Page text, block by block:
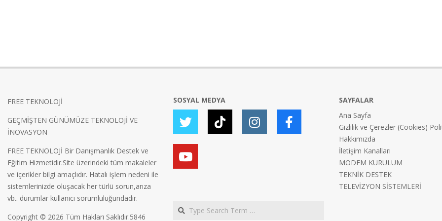
FREE TEKNOLOJİ
GEÇMİŞTEN GÜNÜMÜZE TEKNOLOJİ VE
İNOVASYON
FREE TEKNOLOJİ Bir Danışmanlık Destek ve
Eğitim Hizmetidir.Site üzerindeki tüm makaleler
ve içerikler bilgi amaçlıdır. Hatalı işlem nedeni ile
sistemlerinizde oluşacak her türlü sorun,arıza
vb.. durumlar kullanıcı sorumluluğundadır.
Copyright © 2026 Tüm Hakları Saklıdır.5846
SOSYAL MEDYA
Search
SAYFALAR
Ana Sayfa
Gizlilik ve Çerezler (Cookies)
Hakkımızda
İletişim Kanalları
MODEM KURULUM
TEKNİK DESTEK
TELEVİZYON SİSTEMLERİ